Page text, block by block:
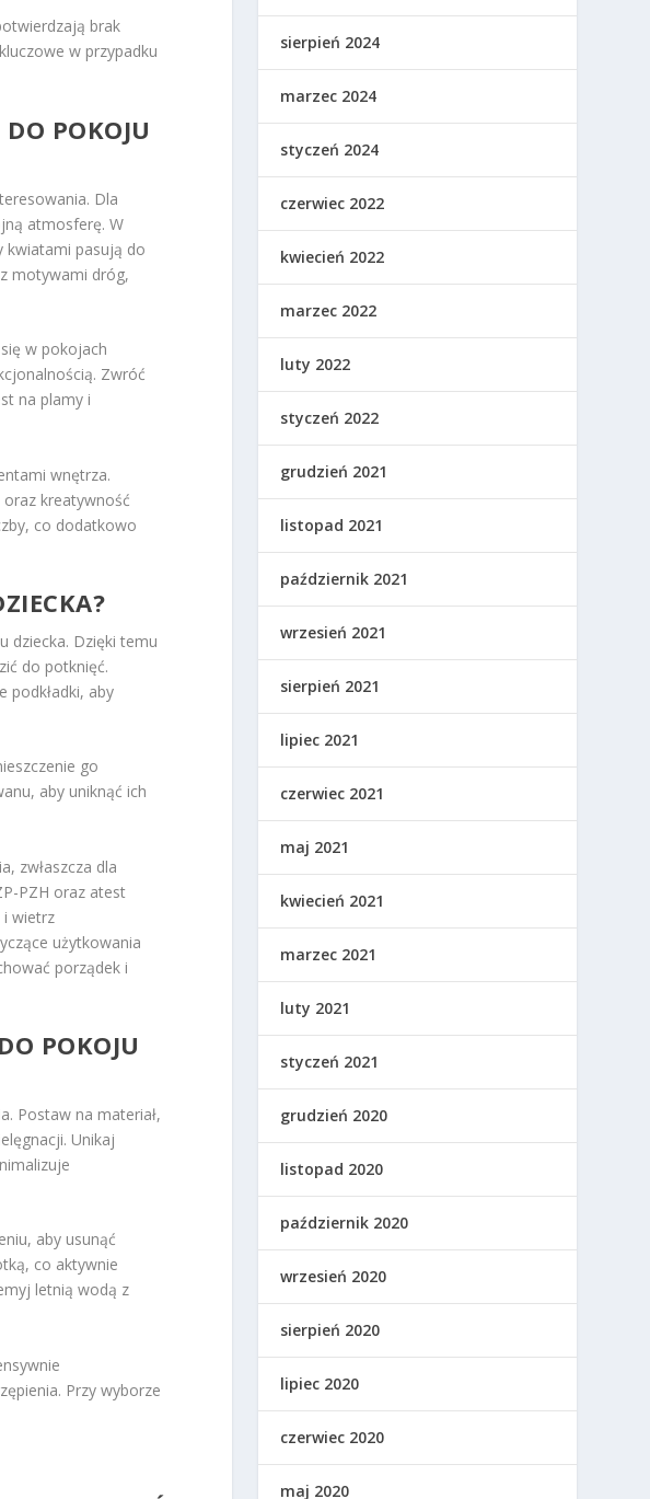
brak
w przypadku
POKOJU
Dla
atmosferę. W
kwiatami pasują do
motywami dróg,
w pokojach
Zwróć
na plamy i
wnętrza.
kreatywność
co dodatkowo
dziecka. Dzięki temu
do potknięć.
podkładki, aby
go
aby uniknąć ich
zwłaszcza dla
PZH oraz atest
i wietrz
użytkowania
porządek i
POKOJU
Postaw na materiał,
Unikaj
aby usunąć
co aktywnie
letnią wodą z
Przy wyborze
sierpień 2024
marzec 2024
styczeń 2024
czerwiec 2022
kwiecień 2022
marzec 2022
luty 2022
styczeń 2022
grudzień 2021
listopad 2021
październik 2021
wrzesień 2021
sierpień 2021
lipiec 2021
czerwiec 2021
maj 2021
kwiecień 2021
marzec 2021
luty 2021
styczeń 2021
grudzień 2020
listopad 2020
październik 2020
wrzesień 2020
sierpień 2020
lipiec 2020
czerwiec 2020
maj 2020